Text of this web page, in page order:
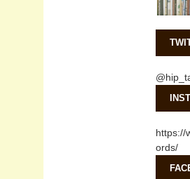
https://
ords/